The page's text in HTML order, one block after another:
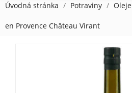
Úvodná stránka Potraviny Oleje
en Provence Château Virant